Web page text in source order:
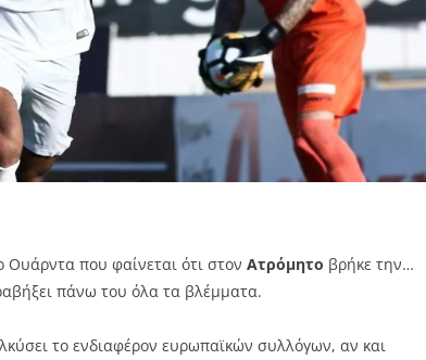
Ουάρντα που φαίνεται ότι στον Ατρόμητο βρήκε την…
πάνω του όλα τα βλέμματα.
το ενδιαφέρον ευρωπαϊκών συλλόγων, αν και